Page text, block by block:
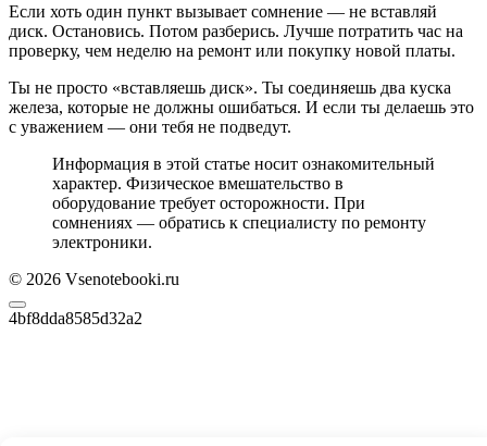
Если хоть один пункт вызывает сомнение — не вставляй
диск. Остановись. Потом разберись. Лучше потратить час на
проверку, чем неделю на ремонт или покупку новой платы.
Ты не просто «вставляешь диск». Ты соединяешь два куска
железа, которые не должны ошибаться. И если ты делаешь это
с уважением — они тебя не подведут.
Информация в этой статье носит ознакомительный
характер. Физическое вмешательство в
оборудование требует осторожности. При
сомнениях — обратись к специалисту по ремонту
электроники.
© 2026 Vsenotebooki.ru
4bf8dda8585d32a2